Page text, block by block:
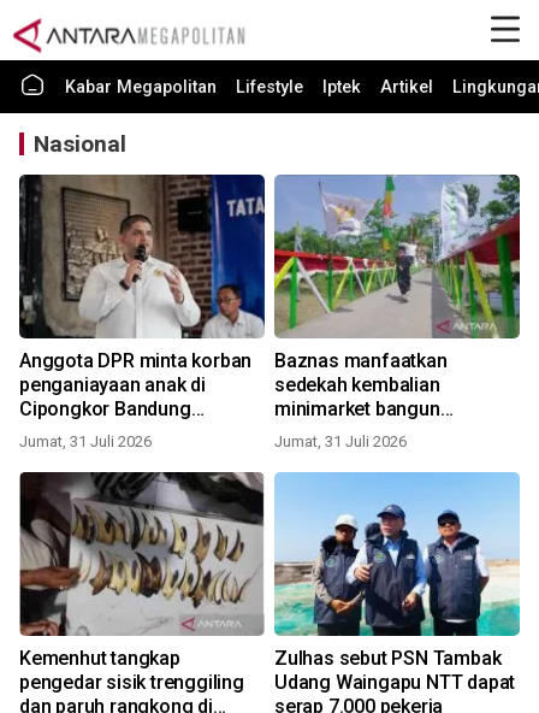
Kabar Megapolitan Lifestyle Iptek Artikel
Nasional
Anggota DPR minta korban
penganiayaan anak di
Cipongkor Bandung
dilindungi
Jumat, 31 Juli 2026
Baznas manfaatkan
sedekah kembalian
minimarket bangun
jembatan di Sukabumi
Jumat, 31 Juli 2026
Kemenhut tangkap
pengedar sisik trenggiling
dan paruh rangkong di
Zulhas sebut PSN Tambak
Udang Waingapu NTT dapat
serap 7.000 pekerja